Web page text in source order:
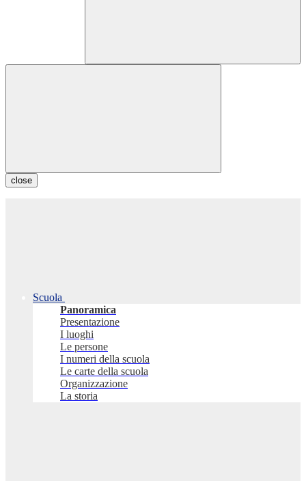
close
Scuola
Panoramica
Presentazione
I luoghi
Le persone
I numeri della scuola
Le carte della scuola
Organizzazione
La storia